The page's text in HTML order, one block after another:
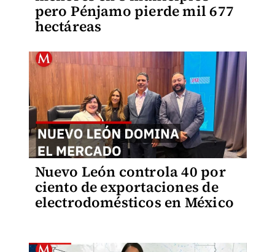
pero Pénjamo pierde mil 677
hectáreas
Nuevo León controla 40 por
ciento de exportaciones de
electrodomésticos en México